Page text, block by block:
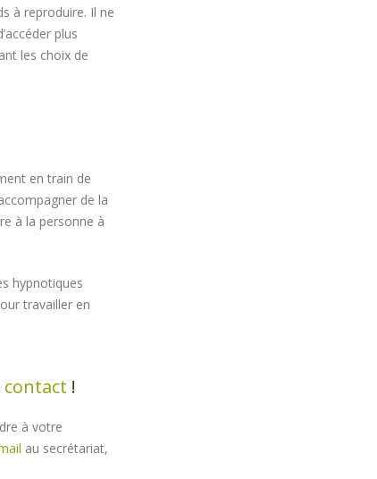
à reproduire. Il ne
plus
les choix de
en train de
de la
à la personne à
hypnotiques
travailler en
contact !
à votre
au secrétariat,